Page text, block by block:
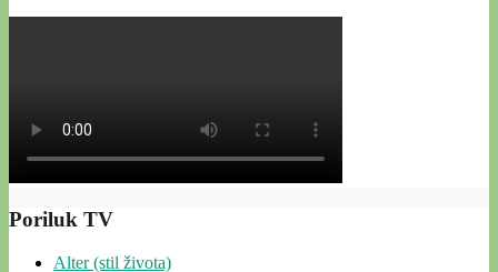
Poriluk TV
Alter (stil života)